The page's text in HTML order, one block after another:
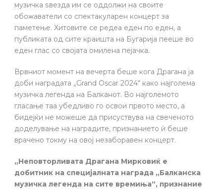
музичка ѕвезда им се оддолжи на своите
обожаватели со спектакуларен концерт за
паметење. Хитовите се редеа еден по еден, а
публиката од сите краишта на Бугарија пееше во
еден глас со својата омилена пејачка.
Врвниот момент на вечерта беше кога Драгана ја
доби наградата „Grand Oscar 2024“ како најголема
музичка легенда на Балканот. Во најголемото
гласање таа убедливо го освои првото место, а
бидејќи не можеше да присуствува на свеченото
доделување на наградите, признанието ѝ беше
врачено токму на овој незаборавен концерт.
„Неповторливата Драгана Мирковиќ е
добитник на специјалната награда „Балканска
музичка легенда на сите времиња“, признание